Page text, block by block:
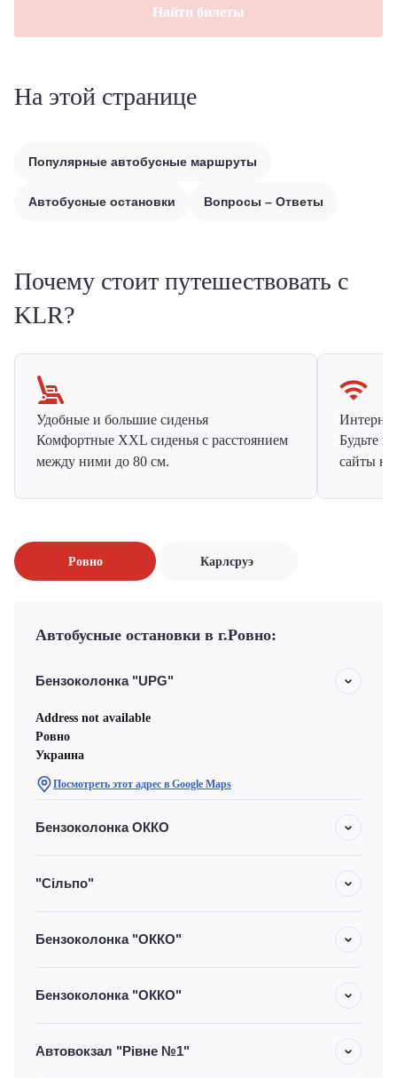
Найти билеты
На этой странице
Популярные автобусные маршруты
Автобусные остановки Вопросы – Ответы
Почему стоит путешествовать с
KLR?
Удобные и большие сиденья
Комфортные XXL сиденья с расстоянием
между ними до 80 см.
Будьте
сайты на
Ровно Карлсруэ
Автобусные остановки в г.Ровно:
Бензоколонка "UPG"
Address not available
Ровно
Украина
Посмотреть этот адрес в Google Maps
Бензоколонка ОККО
"Сільпо"
Бензоколонка "ОККО"
Бензоколонка "ОККО"
Автовокзал "Рівне №1"